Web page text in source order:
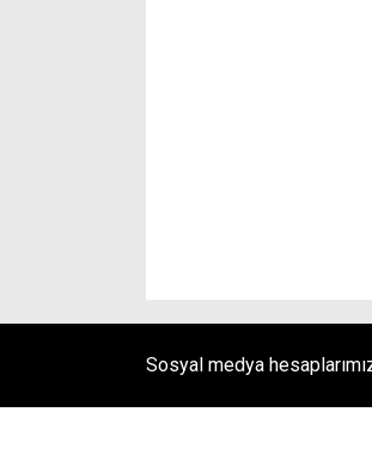
Sosyal medya